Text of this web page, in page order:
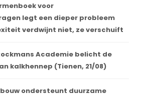
voor
legt een dieper probleem
verdwijnt niet, ze verschuift
Academie belicht de
kalkhennep (Tienen, 21/08)
ondersteunt duurzame